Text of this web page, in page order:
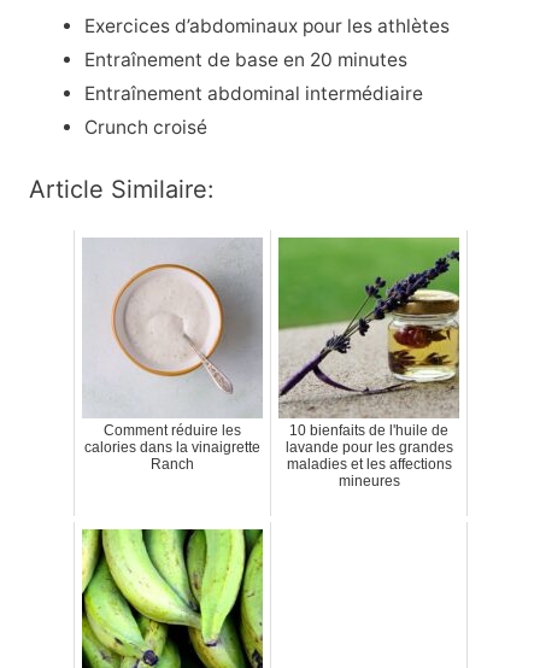
Exercices d’abdominaux pour les athlètes
Entraînement de base en 20 minutes
Entraînement abdominal intermédiaire
Crunch croisé
Article Similaire:
Comment réduire les
calories dans la vinaigrette
Ranch
10 bienfaits de l'huile de
lavande pour les grandes
maladies et les affections
mineures